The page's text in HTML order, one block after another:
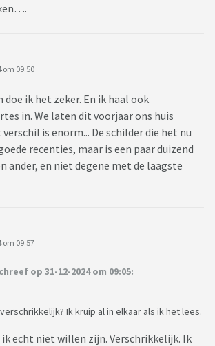
om 09:50
ik het zeker. En ik haal ook
in. We laten dit voorjaar ons huis
is enorm... De schilder die het nu
recenties, maar is een paar duizend
ander, en niet degene met de laagste
om 09:57
op 31-12-2024 om 09:05:
Ik kruip al in elkaar als ik het lees.
ik echt niet willen zijn. Verschrikkelijk. Ik